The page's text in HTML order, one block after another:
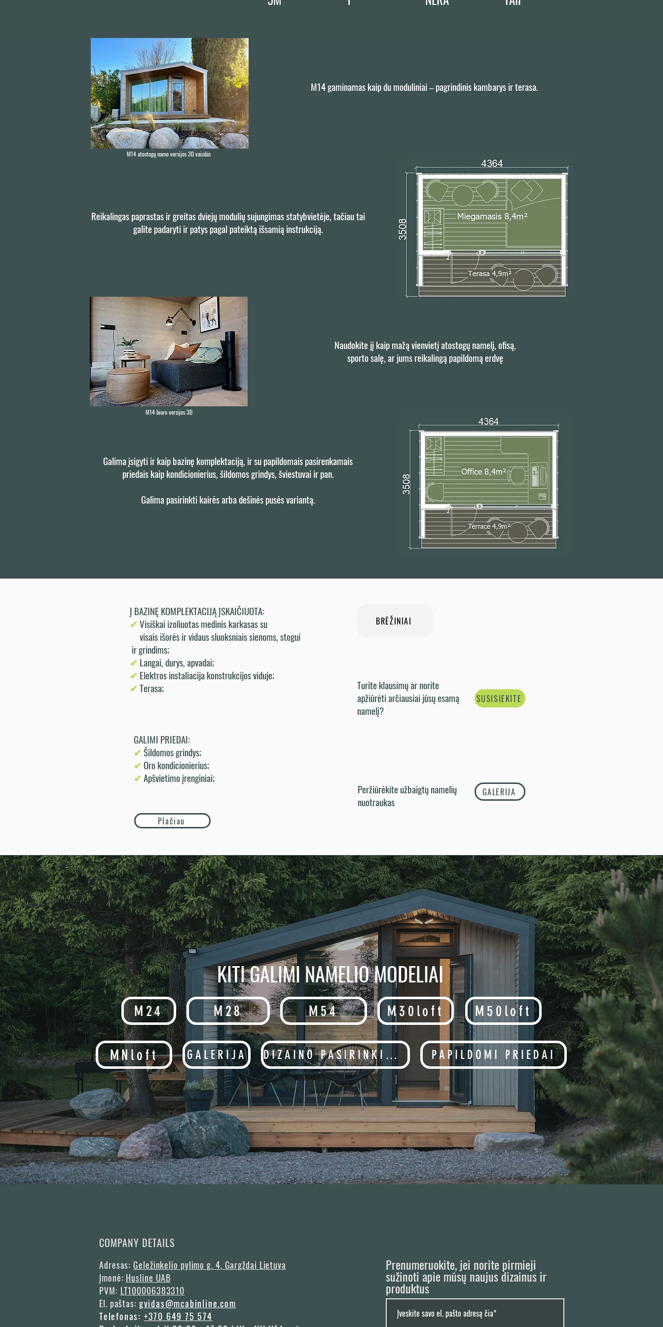
Reikalingas paprastas ir greitas dviejų modulių sujungimas statybvietėje, tačiau tai
galite padaryti ir patys pagal pateiktą išsamią instrukciją.
M14 gaminamas kaip du moduliniai – pagrindinis kambarys ir terasa.
M14 atostogų namo versijos 3D vaizdas
Naudokite jį kaip mažą vienvietį atostogų namelį, ofisą,
sporto salę, ar jums reikalingą papildomą erdvę
Galima įsigyti ir kaip bazinę komplektaciją, ir su papildomais pasirenkamais
priedais kaip kondicionierius, šildomos grindys, šviestuvai ir pan.
Galima pasirinkti kairės arba dešinės pusės variantą.
M14 biuro versijos 3D
Į BAZINĘ KOMPLEKTACIJĄ ĮSKAIČIUOTA:
✔Visiškai izoliuotas medinis karkasas su
visaisišorės ir vidaus sluoksniais sienoms, stogui
ir grindims;
✔ Langai, durys, apvadai;
✔ Elektros instaliacija konstrukcijos viduje;
✔Terasa;
BRĖŽINIAI
Turite klausimų ar norite
apžiūrėti arčiausiai jūsų esamą
namelį?
SUSISIEKITE
GALIMI PRIEDAI:
✔Šildomos grindys;
✔ Oro kondicionierius;
✔Apšvietimo įrenginiai;
Peržiūrėkite užbaigtų namelių
nuotraukas
GALERIJA
Plačiau
KITI GALIMI NAMELIO MODELIAI
M24 M28 M54 M30loft M50loft
MNloft GALERIJA DIZAINO PASIRINKIMAI PAPILDOMI PRIEDAI
COMPANY DETAILS
Adresas:Geležinkelio pylimo g. 4, Gargždai Lietuva
Įmonė: Husline UAB
PVM: LT100006383310
El. paštas: gvidas@mcabinline.com
Telefonas: +370 649 75 574
Prenumeruokite, jei norite pirmieji
sužinoti apie mūsų naujus dizainus ir
produktus